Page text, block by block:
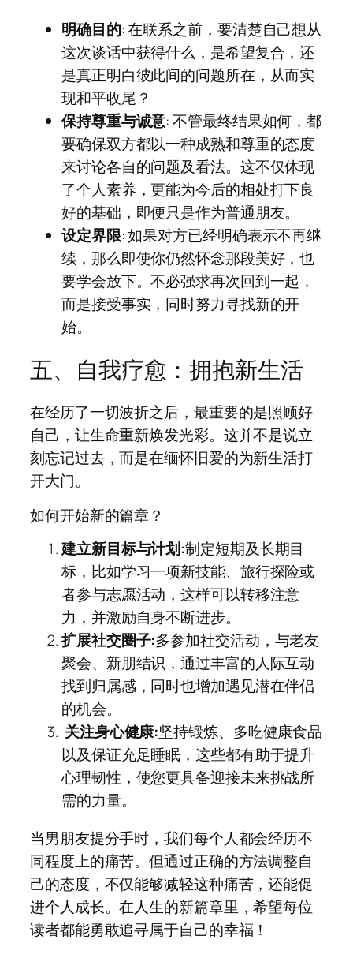
明确目的: 在联系之前，要清楚自己想从
这次谈话中获得什么，是希望复合，还
是真正明白彼此间的问题所在，从而实
现和平收尾？
保持尊重与诚意: 不管最终结果如何，都
要确保双方都以一种成熟和尊重的态度
来讨论各自的问题及看法。这不仅体现
了个人素养，更能为今后的相处打下良
好的基础，即便只是作为普通朋友。
设定界限: 如果对方已经明确表示不再继
续，那么即使你仍然怀念那段美好，也
要学会放下。不必强求再次回到一起，
而是接受事实，同时努力寻找新的开
始。
五、自我疗愈：拥抱新生活
在经历了一切波折之后，最重要的是照顾好
自己，让生命重新焕发光彩。这并不是说立
刻忘记过去，而是在缅怀旧爱的为新生活打
开大门。
如何开始新的篇章？
建立新目标与计划:制定短期及长期目
标，比如学习一项新技能、旅行探险或
者参与志愿活动，这样可以转移注意
力，并激励自身不断进步。
扩展社交圈子:多参加社交活动，与老友
聚会、新朋结识，通过丰富的人际互动
找到归属感，同时也增加遇见潜在伴侣
的机会。
关注身心健康:坚持锻炼、多吃健康食品
以及保证充足睡眠，这些都有助于提升
心理韧性，使您更具备迎接未来挑战所
需的力量。
当男朋友提分手时，我们每个人都会经历不
同程度上的痛苦。但通过正确的方法调整自
己的态度，不仅能够减轻这种痛苦，还能促
进个人成长。在人生的新篇章里，希望每位
读者都能勇敢追寻属于自己的幸福！